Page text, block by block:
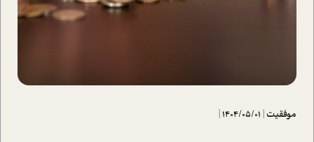
موفقیت|
1404/05/01
|